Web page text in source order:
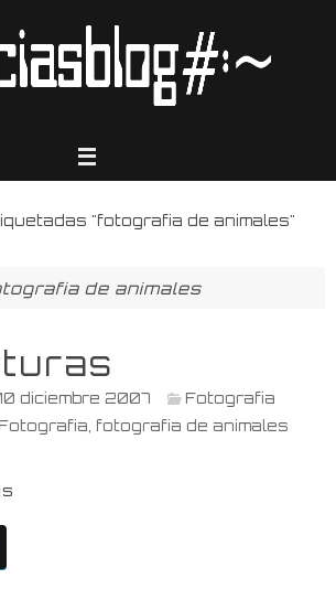
"fotografia de animales"
de animales
diciembre 2007
Fotografia
Fotografia fotografia de animales